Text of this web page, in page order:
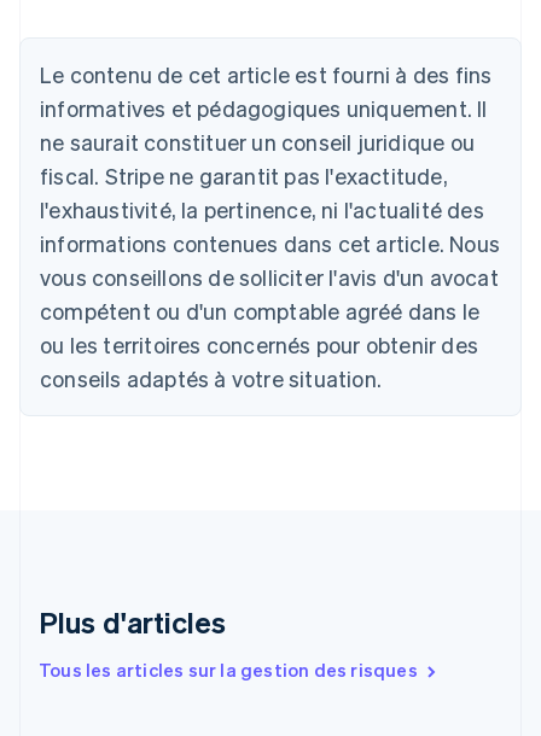
Le contenu de cet article est fourni à des fins
informatives et pédagogiques uniquement. Il
ne saurait constituer un conseil juridique ou
fiscal. Stripe ne garantit pas l'exactitude,
l'exhaustivité, la pertinence, ni l'actualité des
informations contenues dans cet article. Nous
vous conseillons de solliciter l'avis d'un avocat
compétent ou d'un comptable agréé dans le
ou les territoires concernés pour obtenir des
conseils adaptés à votre situation.
Plus d'articles
Tous les articles sur la gestion des risques
DeutschEnglish
English
Autriche
Deutsch English
Belgique
NederlandsFrançaisDeutschEnglish
Brésil
Bulgarie
English
Canada
English Français
Chine continentale
Espagne
Estonie